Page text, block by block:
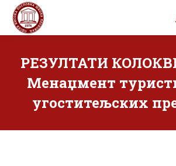
РЕЗУЛТАТИ
Менаџмент
угоститељских